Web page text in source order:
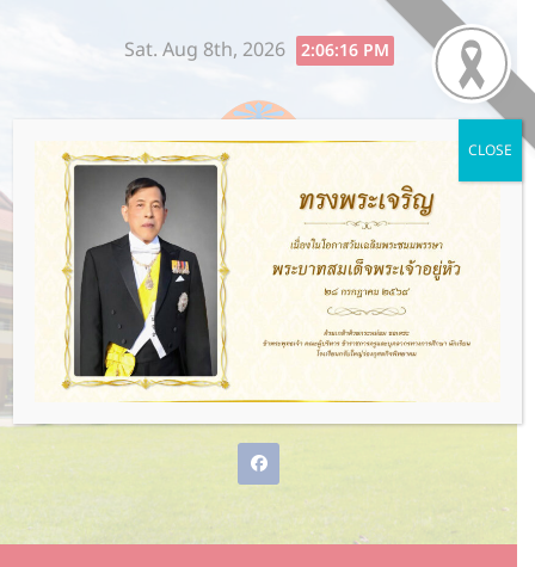
Sat. Aug 8th, 2026 2:06:17 PM
โรงเรียนกรับใหญ่ว่องกุศลกิจ
พิทยาคม
พ่อแม่ให้ชีวิต ว่องกุศลกิจให้อนาคต
CLOSE